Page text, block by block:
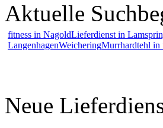
Aktuelle
fitness in NagoldLieferdienst in
LangenhagenWeicheringMurrhardtehl in
Neue